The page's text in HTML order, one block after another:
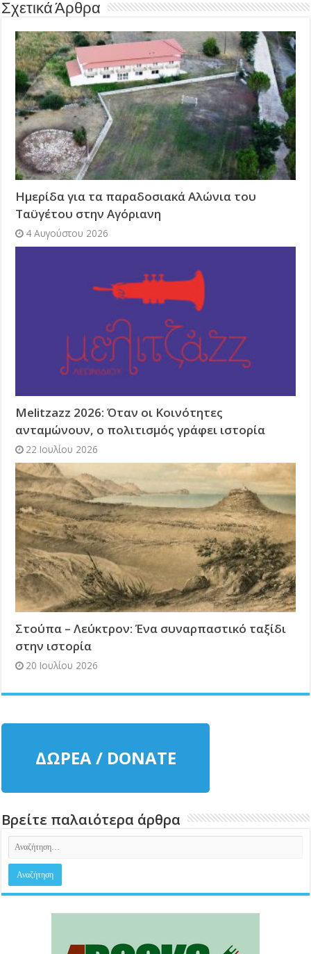
Σχετικά Άρθρα
Ημερίδα για τα παραδοσιακά Αλώνια του
Ταϋγέτου στην Αγόριανη
4 Αυγούστου 2026
Melitzazz 2026: Όταν οι Κοινότητες
ανταμώνουν, ο πολιτισμός γράφει ιστορία
22 Ιουλίου 2026
Στούπα – Λεύκτρον: Ένα συναρπαστικό ταξίδι
στην ιστορία
20 Ιουλίου 2026
ΔΩΡΕΑ / DONATE
Βρείτε παλαιότερα άρθρα